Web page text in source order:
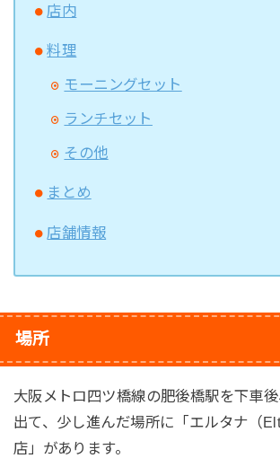
店内
料理
モーニングセット
ランチセット
その他
まとめ
店舗情報
場所
大阪メトロ四ツ橋線の肥後橋駅を下車
出て、少し進んだ場所に「エルタナ（
店」があります。